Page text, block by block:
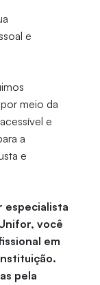
e
meio da
e
a
e
especialista
você
em
pela